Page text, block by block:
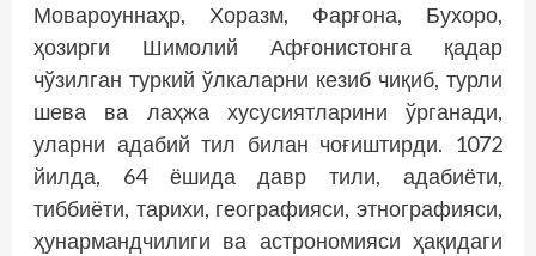
Мовароуннаҳр, Хоразм, Фарғона, Бухоро,
ҳозирги Шимолий Афғонистонга қадар
чўзилган туркий ўлкаларни кезиб чиқиб, турли
шева ва лаҳжа хусусиятларини ўрганади,
уларни адабий тил билан чоғиштирди. 1072
йилда, 64 ёшида давр тили, адабиёти,
тиббиёти, тарихи, географияси, этнографияси,
ҳунармандчилиги ва астрономияси ҳақидаги